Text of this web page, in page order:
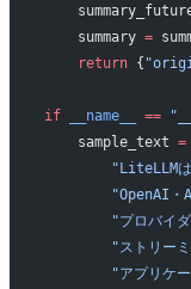
    summary
=
    return
{
if __name__ ==
    sample_text
=
"LiteLLMは
"OpenAI・
"プロバイ
"ストリーミ
"アプリケー